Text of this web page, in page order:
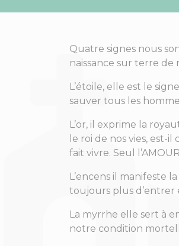
Quatre signes nous
naissance sur terre
L’étoile, elle est le
sauver tous les
L’or, il exprime la
le roi de nos vies,
fait vivre. Seul
L’encens il manifeste
toujours plus
La myrrhe elle sert à
notre condition